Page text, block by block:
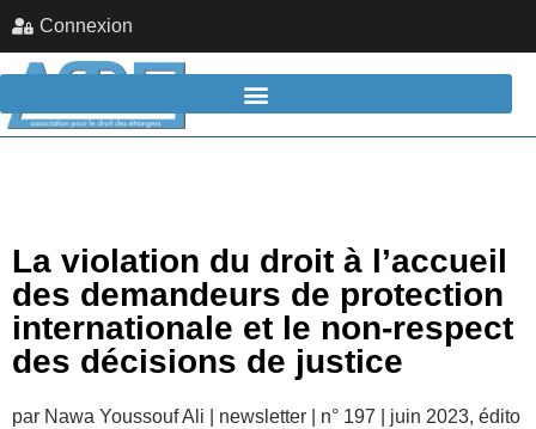
Connexion
La violation du droit à l’accueil
des demandeurs de protection
internationale et le non-respect
des décisions de justice
par Nawa Youssouf Ali | newsletter | n° 197 | juin 2023, édito